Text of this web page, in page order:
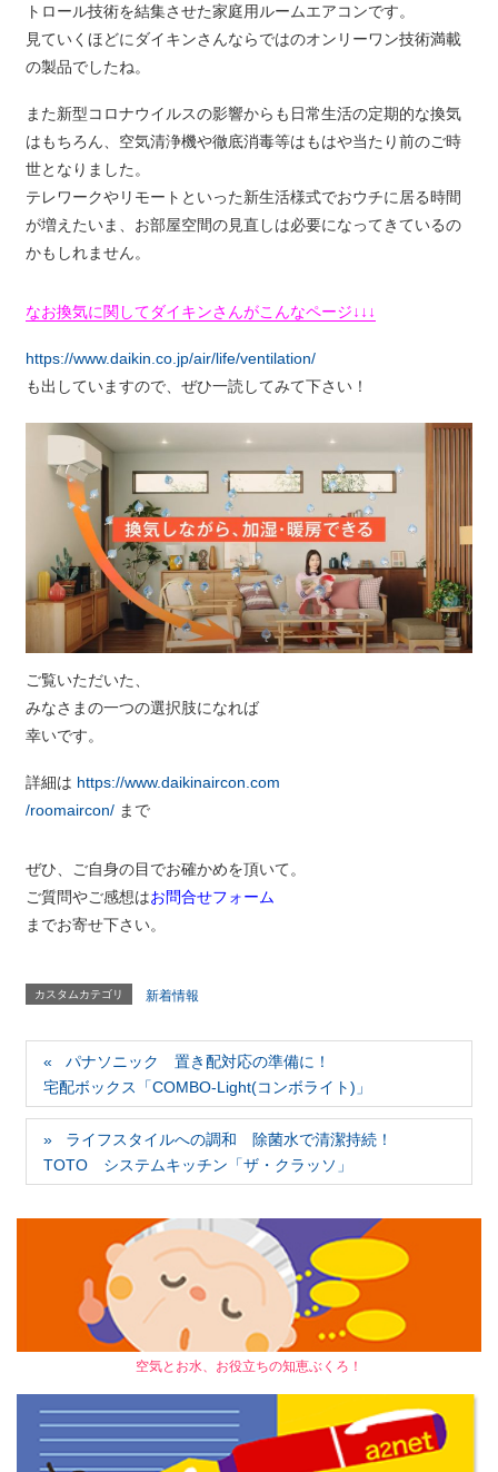
トロール技術を結集させた家庭用ルームエアコンです。
見ていくほどにダイキンさんならではのオンリーワン技術満載
の製品でしたね。
また新型コロナウイルスの影響からも日常生活の定期的な換気
はもちろん、空気清浄機や徹底消毒等はもはや当たり前のご時
世となりました。
テレワークやリモートといった新生活様式でおウチに居る時間
が増えたいま、お部屋空間の見直しは必要になってきているの
かもしれません。
なお換気に関してダイキンさんがこんなページ↓↓↓
https://www.daikin.co.jp/air/life/ventilation/
も出していますので、ぜひ一読してみて下さい！
ご覧いただいた、
みなさまの一つの選択肢になれば
幸いです。
詳細は https://www.daikinaircon.com
/roomaircon/ まで
ぜひ、ご自身の目でお確かめを頂いて。
ご質問やご感想はお問合せフォーム
までお寄せ下さい。
カスタムカテゴリ 新着情報
パナソニック 置き配対応の準備に！
宅配ボックス「COMBO-Light(コンボライト)」
ライフスタイルへの調和 除菌水で清潔持続！
TOTO システムキッチン「ザ・クラッソ」
空気とお水、お役立ちの知恵ぶくろ！